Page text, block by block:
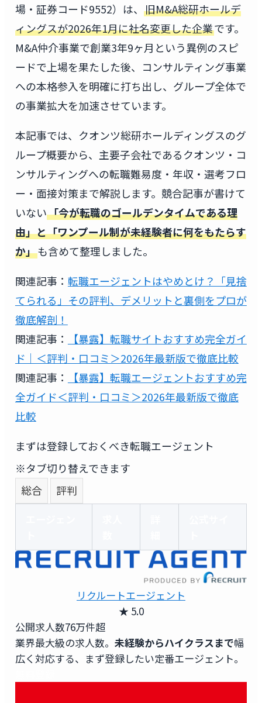
場・証券コード9552）は、 旧M&A総研ホールデ
ィングスが2026年1月に社名変更した企業です。
M&A仲介事業で創業3年9ヶ月という異例のスピ
ードで上場を果たした後、コンサルティング事業
への本格参入を明確に打ち出し、グループ全体で
の事業拡大を加速させています。
本記事では、クオンツ総研ホールディングスのグ
ループ概要から、主要子会社であるクオンツ・コ
ンサルティングへの転職難易度・年収・選考フロ
ー・面接対策まで解説します。競合記事が書けて
いない「今が転職のゴールデンタイムである理
由」と「ワンプール制が未経験者に何をもたらす
か」も含めて整理しました。
関連記事： 転職エージェントはやめとけ？「見捨
てられる」その評判、デメリットと裏側をプロが
徹底解剖！
関連記事：
【暴露】転職サイトおすすめ完全ガイ
ド｜＜評判・口コミ＞2026年最新版で徹底比較
関連記事：
【暴露】転職エージェントおすすめ完
全ガイド＜評判・口コミ＞2026年最新版で徹底
比較
まずは登録しておくべき転職エージェント
※タブ切り替えできます
総合
評判
リクルートエージェント
★ 5.0
公開求人数76万件超
業界最大級の求人数。 未経験からハイクラスまで幅
広く対応する、まず登録したい定番エージェント。